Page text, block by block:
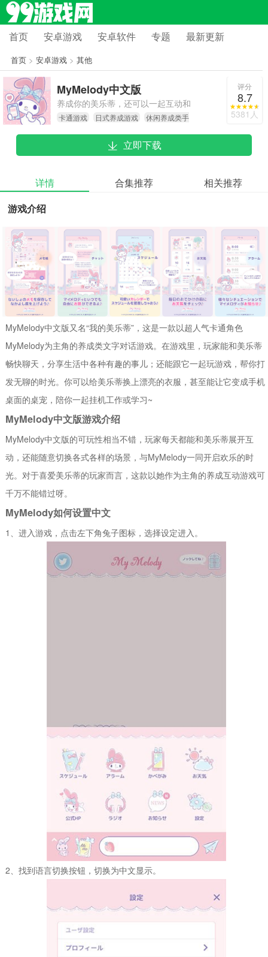
首页 安卓游戏 安卓软件 专题 最新更新
首页> 安卓游戏> 其他
MyMelody中文版
养成你的美乐蒂，还可以一起互动和
玩耍哦，快来体验体验吧
卡通游戏 日式养成游戏
休闲养成类手
评分
8.7
5381人
立即下载
详情 合集推荐
相关推荐
游戏介绍
MyMelody中文版又名“我的美乐蒂”，这是一款以超人气卡通角色
MyMelody为主角的养成类文字对话游戏。在游戏里，玩家能和美乐蒂
畅快聊天，分享生活中各种有趣的事儿；还能跟它一起玩游戏，帮你打
发无聊的时光。你可以给美乐蒂换上漂亮的衣服，甚至能让它变成手机
桌面的桌宠，陪你一起挂机工作或学习~
MyMelody中文版游戏介绍
MyMelody中文版的可玩性相当不错，玩家每天都能和美乐蒂展开互
动，还能随意切换各式各样的场景，与MyMelody一同开启欢乐的时
光。对于喜爱美乐蒂的玩家而言，这款以她作为主角的养成互动游戏可
千万不能错过呀。
MyMelody如何设置中文
1、进入游戏，点击左下角兔子图标，选择设定进入。
2、找到语言切换按钮，切换为中文显示。